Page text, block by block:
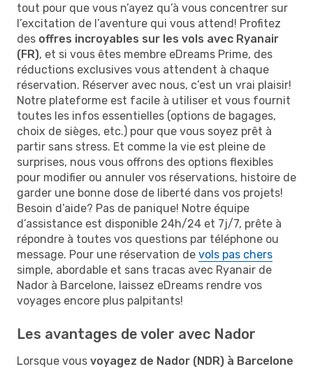
tout pour que vous n’ayez qu’à vous concentrer sur
l’excitation de l’aventure qui vous attend! Profitez
des offres incroyables sur les vols avec Ryanair
(FR), et si vous êtes membre eDreams Prime, des
réductions exclusives vous attendent à chaque
réservation. Réserver avec nous, c’est un vrai plaisir!
Notre plateforme est facile à utiliser et vous fournit
toutes les infos essentielles (options de bagages,
choix de sièges, etc.) pour que vous soyez prêt à
partir sans stress. Et comme la vie est pleine de
surprises, nous vous offrons des options flexibles
pour modifier ou annuler vos réservations, histoire de
garder une bonne dose de liberté dans vos projets!
Besoin d’aide? Pas de panique! Notre équipe
d’assistance est disponible 24h/24 et 7j/7, prête à
répondre à toutes vos questions par téléphone ou
message. Pour une réservation de vols pas chers
simple, abordable et sans tracas avec Ryanair de
Nador à Barcelone, laissez eDreams rendre vos
voyages encore plus palpitants!
Les avantages de voler avec Nador
Lorsque vous voyagez de Nador (NDR) à Barcelone